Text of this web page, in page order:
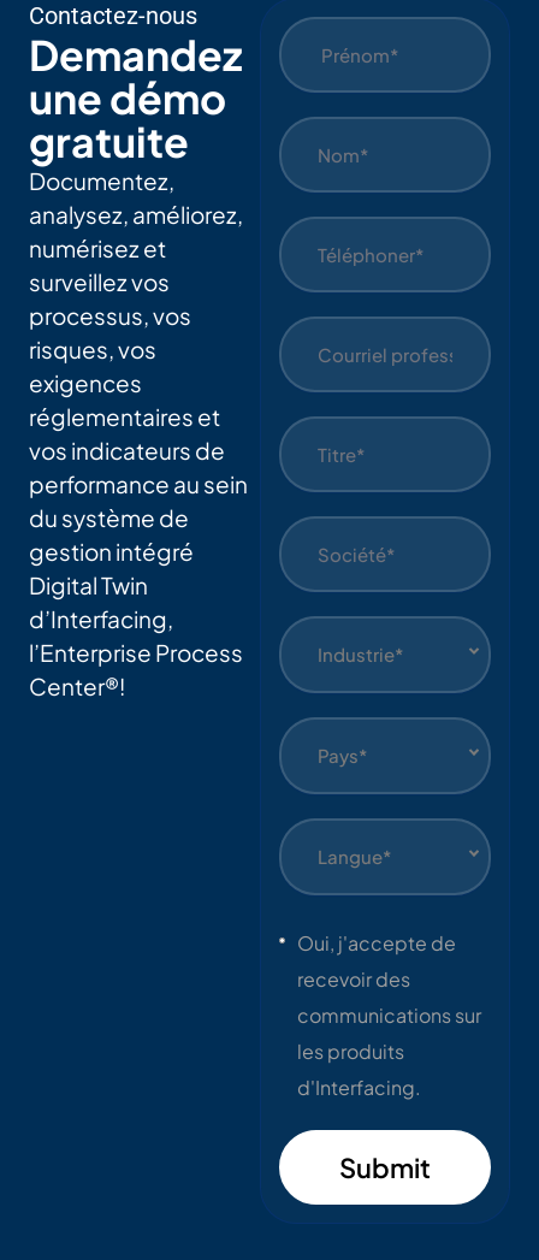
Contactez-nous
Demandez
une démo
gratuite
Documentez,
analysez, améliorez,
numérisez et
surveillez vos
processus, vos
risques, vos
exigences
réglementaires et
vos indicateurs de
performance au sein
du système de
gestion intégré
Digital Twin
d’Interfacing,
l’Enterprise Process
Center®!
Industrie*
Pays*
Langue*
Oui, j'accepte de
recevoir des
communications sur
les produits
d'Interfacing.
Submit